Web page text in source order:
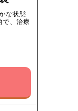
な状態
で、治療